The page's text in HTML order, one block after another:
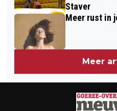
Staver
Meer rust in
Meer